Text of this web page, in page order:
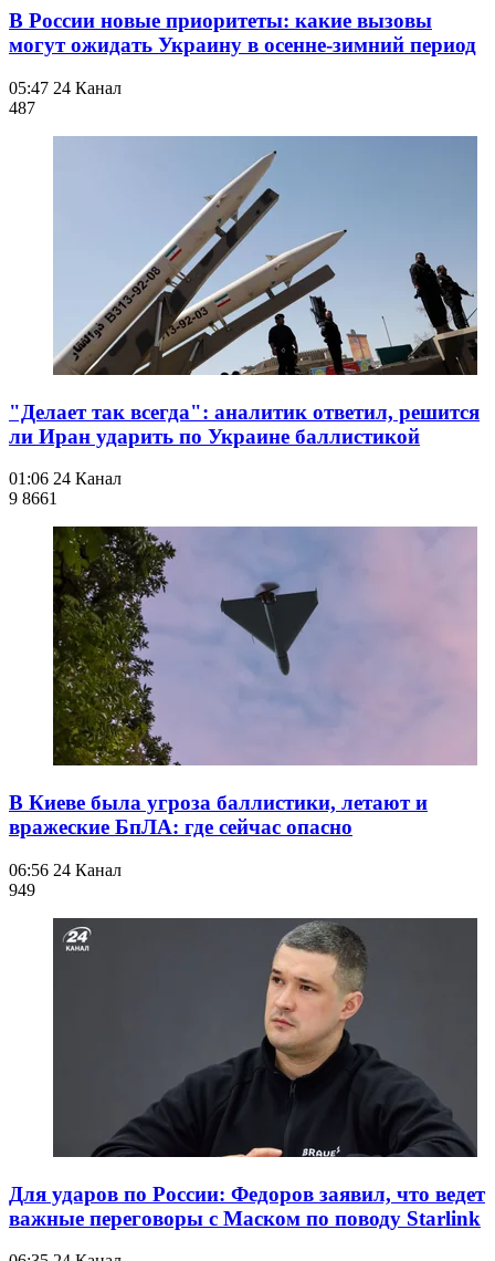
В России новые приоритеты: какие вызовы
могут ожидать Украину в осенне-зимний период
05:47 24 Канал
487
"Делает так всегда": аналитик ответил, решится
ли Иран ударить по Украине баллистикой
01:06 24 Канал
9 8661
В Киеве была угроза баллистики, летают и
вражеские БпЛА: где сейчас опасно
06:56 24 Канал
949
Для ударов по России: Федоров заявил, что ведет
важные переговоры с Маском по поводу Starlink